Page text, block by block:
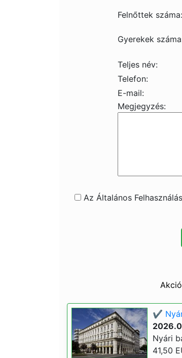
Felnőttek száma:
Gyerekek
Teljes név:
Telefon:
E-mail:
Megjegyzés:
Az Általános
✔️
Nyári
41,50